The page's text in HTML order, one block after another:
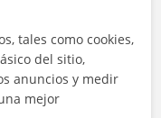
tales como cookies,
del sitio,
anuncios y medir
mejor